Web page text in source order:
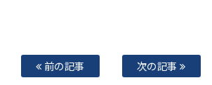
前の記事 次の記事